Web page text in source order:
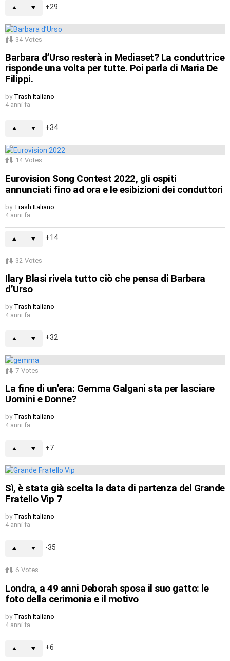
29
34 Votes
Barbara d’Urso resterà in Mediaset? La conduttrice
risponde una volta per tutte. Poi parla di Maria De
Filippi.
by Trash Italiano
4 anni fa
34
14 Votes
Eurovision Song Contest 2022, gli ospiti
annunciati fino ad ora e le esibizioni dei conduttori
by Trash Italiano
4 anni fa
14
32 Votes
Ilary Blasi rivela tutto ciò che pensa di Barbara
d’Urso
by Trash Italiano
4 anni fa
32
7 Votes
La fine di un’era: Gemma Galgani sta per lasciare
Uomini e Donne?
by Trash Italiano
4 anni fa
7
Sì, è stata già scelta la data di partenza del Grande
Fratello Vip 7
by Trash Italiano
4 anni fa
-35
6 Votes
Londra, a 49 anni Deborah sposa il suo gatto: le
foto della cerimonia e il motivo
by Trash Italiano
4 anni fa
6